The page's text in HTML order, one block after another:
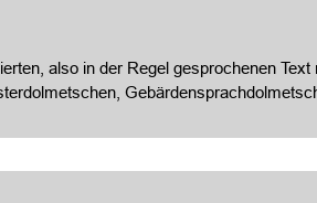
also in der Regel gesprochenen